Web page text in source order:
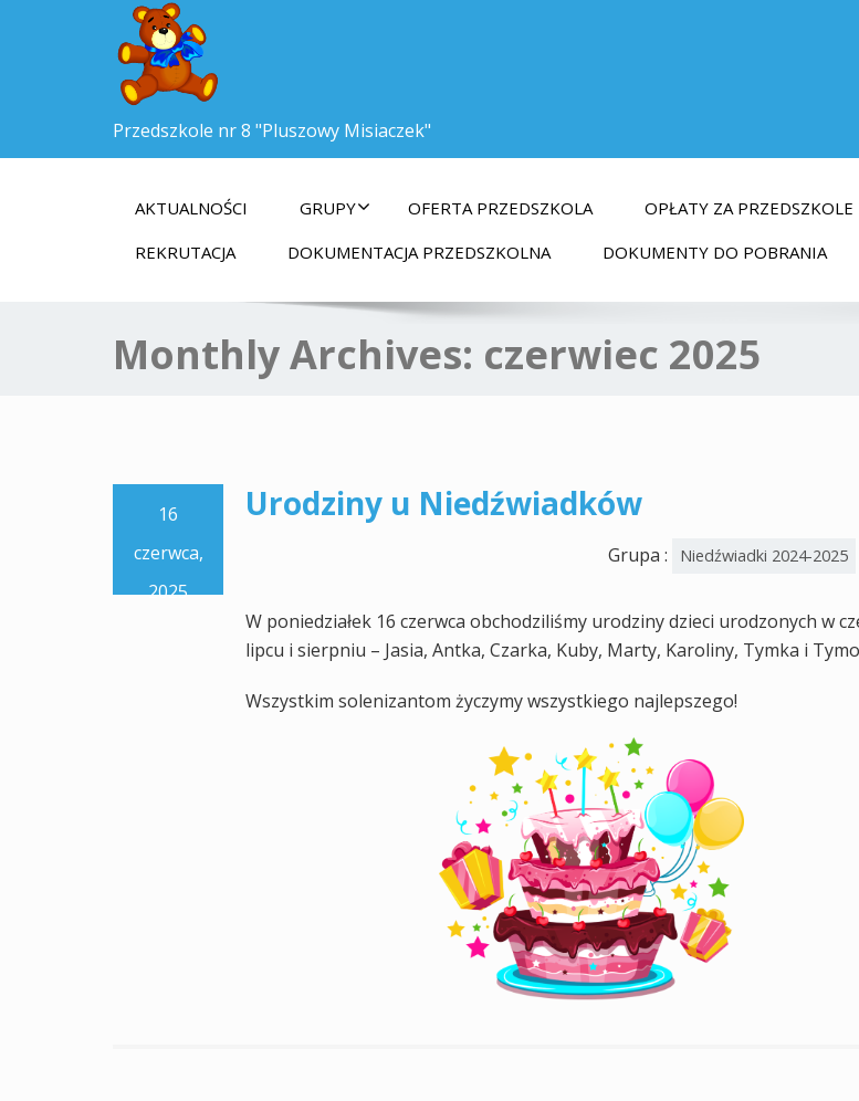
Przedszkole nr 8 "Pluszowy Misiaczek"
AKTUALNOŚCI GRUPY OFERTA PRZEDSZKOLA OPŁATY ZA PRZEDSZKOLE
REKRUTACJA
DOKUMENTACJA PRZEDSZKOLNA DOKUMENTY DO POBRANIA
Monthly Archives: czerwiec 2025
16
czerwca,
2025
Urodziny u Niedźwiadków
Grupa : Niedźwiadki 2024-2025
W poniedziałek 16 czerwca obchodziliśmy urodziny dzieci urodzonych w
lipcu i sierpniu – Jasia, Antka, Czarka, Kuby, Marty, Karoliny, Tymka i
Wszystkim solenizantom życzymy wszystkiego najlepszego!